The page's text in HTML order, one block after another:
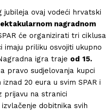
jubileja ovaj vodeći hrvatski
nagradnom
će organizirati tri ciklusa
imaju priliku osvojiti ukupno
igra traje od 15.
pravo sudjelovanja kupci
20 eura u svim SPAR i
prijavu na stranici
dobitnika svih